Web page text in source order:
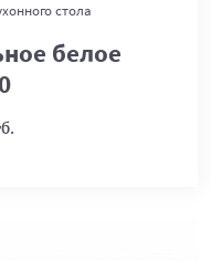
стола
белое